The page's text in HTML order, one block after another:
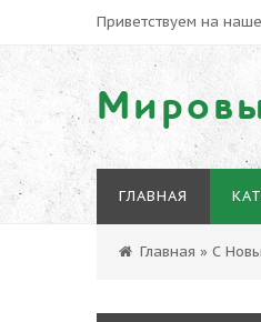
Приветствуем на
ГЛАВНАЯ
Главная » С